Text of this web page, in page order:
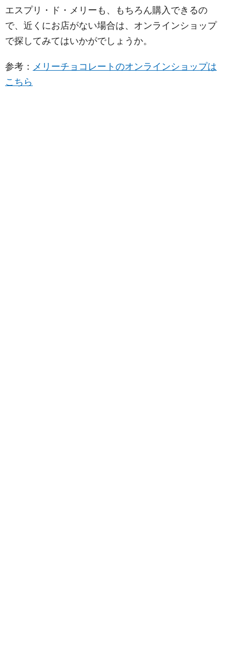
エスプリ・ド・メリーも、もちろん購入できるの
で、近くにお店がない場合は、オンラインショップ
で探してみてはいかがでしょうか。
参考： メリーチョコレートのオンラインショップは
こちら